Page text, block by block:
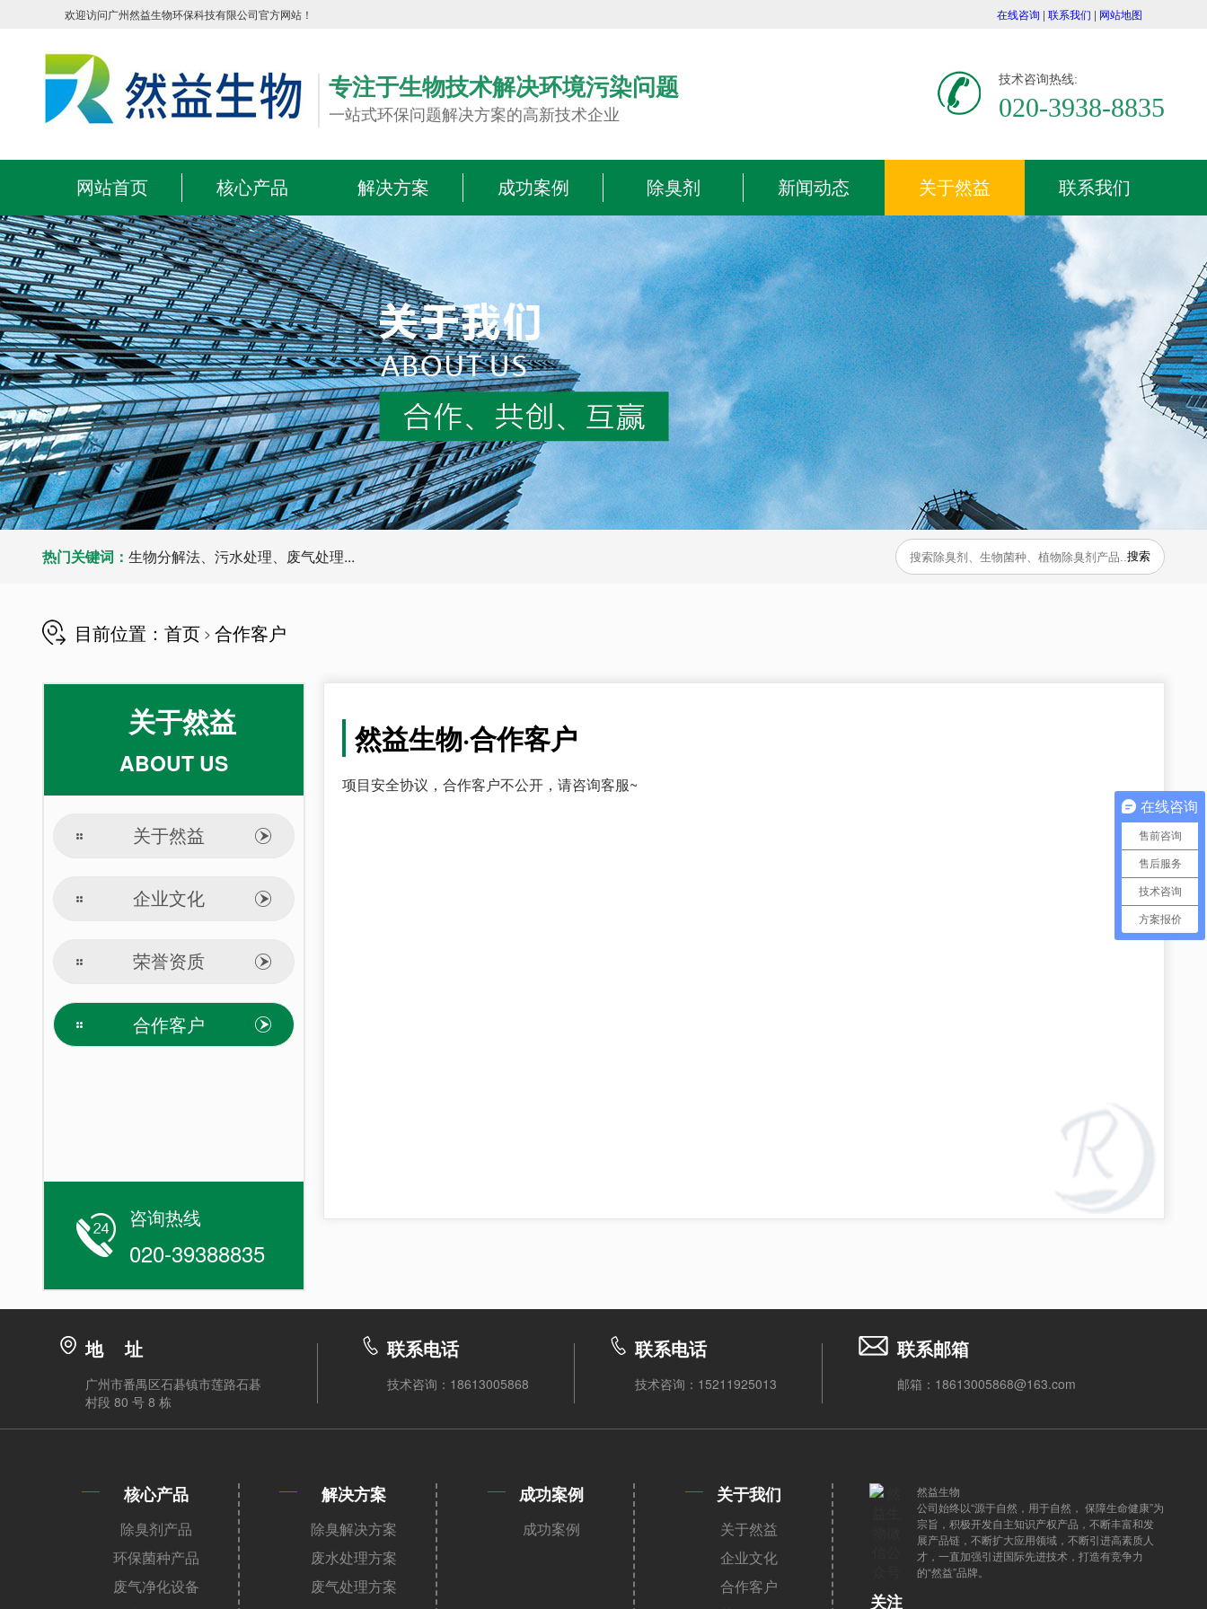
欢迎访问广州然益生物环保科技有限公司官方网站！ 在线咨询 | 联系我们 | 网站地图
专注于生物技术解决环境污染问题
一站式环保问题解决方案的高新技术企业
技术咨询热线:
020-3938-8835
网站首页 核心产品 解决方案 成功案例 除臭剂 新闻动态 关于然益 联系我们
热门关键词： 生物分解法、污水处理、废气处理...
目前位置： 首页 > 合作客户
关于然益
ABOUT US
关于然益
企业文化
荣誉资质
合作客户
咨询热线
020-39388835
然益生物·合作客户
项目安全协议，合作客户不公开，请咨询客服~
地 址
广州市番禺区石碁镇市莲路石碁
村段 80 号 8 栋
联系电话
技术咨询：18613005868
联系电话
技术咨询：15211925013
联系邮箱
邮箱：18613005868@163.com
核心产品
除臭剂产品
环保菌种产品
废气净化设备
解决方案
除臭解决方案
废水处理方案
废气处理方案
成功案例
成功案例
关于我们
关于然益
企业文化
合作客户
关注
然益生物
公司始终以“源于自然，用于自然， 保障生命健康”为
宗旨，积极开发自主知识产权产品，不断丰富和发
展产品链，不断扩大应用领域，不断引进高素质人
才，一直加强引进国际先进技术，打造有竞争力
的“然益”品牌。
在线咨询
售前咨询
售后服务
技术咨询
方案报价